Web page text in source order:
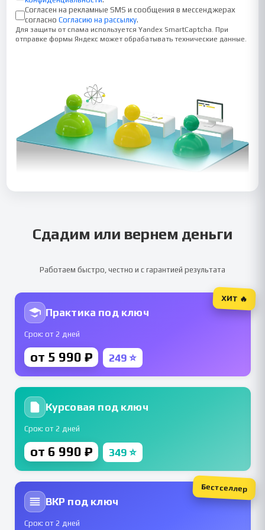
Согласен на рекламные SMS и сообщения в мессенджерах
согласно Согласию на рассылку.
Для защиты от спама используется Yandex SmartCaptcha. При
отправке формы Яндекс может обрабатывать технические данные.
Сдадим или вернем деньги
Работаем быстро, честно и с гарантией результата
Практика под ключ
Срок: от 2 дней
от 5 990 ₽ 249 ⭐
ХИТ 🔥
Курсовая под ключ
Срок: от 2 дней
от 6 990 ₽ 349 ⭐
ВКР под ключ
Срок: от 2 дней
Бестселлер